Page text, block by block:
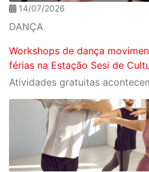
14/07/2026
DANÇA
Workshops de dança
férias na Estação Sesi de